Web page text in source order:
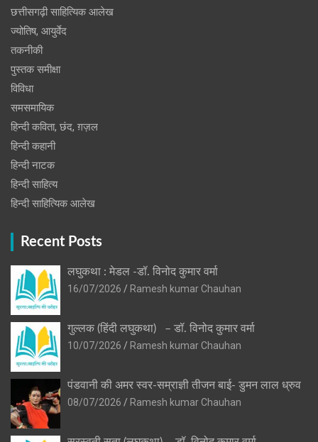
छत्तीसगढ़ी साहित्यिक आलेख
ज्योतिष, आयुर्वेद
तकनीकी
पुस्‍तक समीक्षा
विविधा
समसमायिक
हिन्दी कविता, छंद, ग़ज़ल
हिन्दी कहानी
हिन्‍दी नाटक
हिन्दी साहित्य
हिन्दी साहित्यिक आलेख
Recent Posts
लघुकथा : मेडल -डॉ. विनोद कुमार वर्मा
16/07/2026
Ramesh kumar Chauhan
गुल्लक (हिंदी लघुकथा) – डॉ. विनोद कुमार वर्मा
10/07/2026
Ramesh kumar Chauhan
पंडवानी की अमर स्वर-सम्राज्ञी तीजन बाई- डुमन लाल ध्रुव
08/07/2026
Ramesh kumar Chauhan